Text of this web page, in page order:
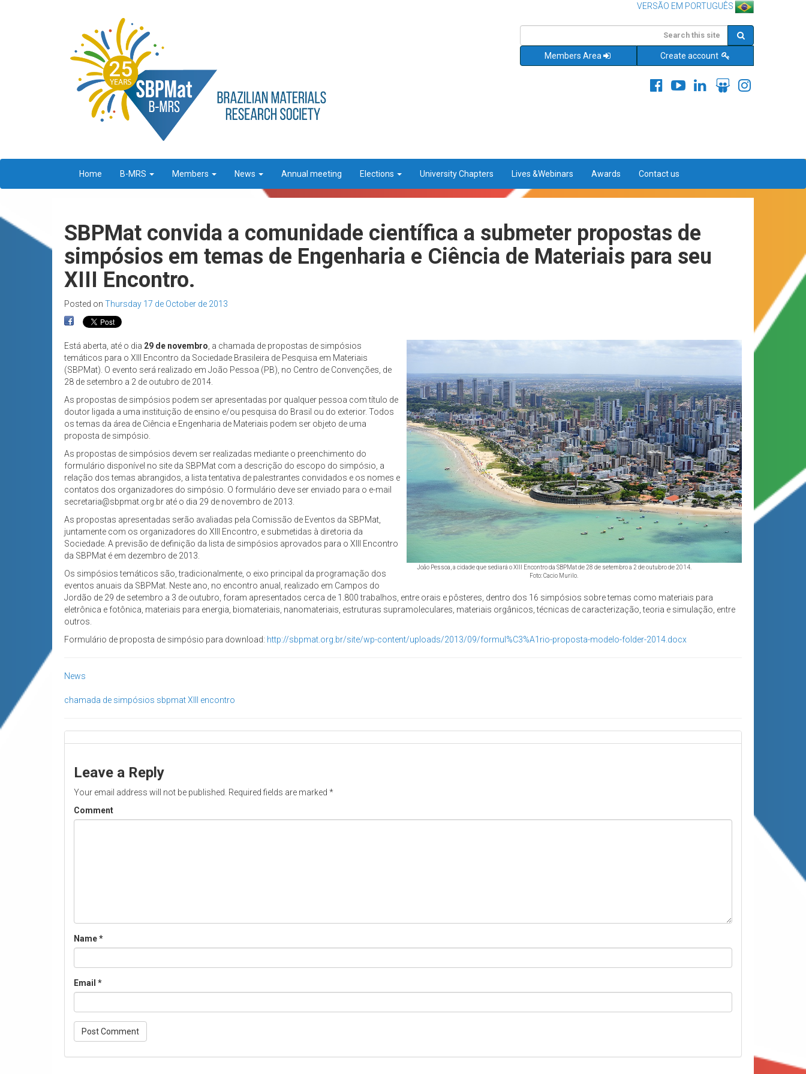
VERSÃO EM PORTUGUÊS
Members Area Create account
Home B-MRS Members News Annual meeting Elections University Chapters Lives &Webinars Awards Contact us
SBPMat convida a comunidade científica a submeter propostas de
simpósios em temas de Engenharia e Ciência de Materiais para seu
XIII Encontro.
Posted on Thursday 17 de October de 2013
João Pessoa, a cidade que sediará o XIII Encontro da SBPMat de 28 de setembro a 2 de outubro de 2014.
Foto: Cacio Murilo.
Está aberta, até o dia 29 de novembro , a chamada de propostas de simpósios
temáticos para o XIII Encontro da Sociedade Brasileira de Pesquisa em Materiais
(SBPMat). O evento será realizado em João Pessoa (PB), no Centro de Convenções, de
28 de setembro a 2 de outubro de 2014.
As propostas de simpósios podem ser apresentadas por qualquer pessoa com título de
doutor ligada a uma instituição de ensino e/ou pesquisa do Brasil ou do exterior. Todos
os temas da área de Ciência e Engenharia de Materiais podem ser objeto de uma
proposta de simpósio.
As propostas de simpósios devem ser realizadas mediante o preenchimento do
formulário disponível no site da SBPMat com a descrição do escopo do simpósio, a
relação dos temas abrangidos, a lista tentativa de palestrantes convidados e os nomes e
contatos dos organizadores do simpósio. O formulário deve ser enviado para o e-mail
secretaria@sbpmat.org.br até o dia 29 de novembro de 2013.
As propostas apresentadas serão avaliadas pela Comissão de Eventos da SBPMat,
juntamente com os organizadores do XIII Encontro, e submetidas à diretoria da
Sociedade. A previsão de definição da lista de simpósios aprovados para o XIII Encontro
da SBPMat é em dezembro de 2013.
Os simpósios temáticos são, tradicionalmente, o eixo principal da programação dos
eventos anuais da SBPMat. Neste ano, no encontro anual, realizado em Campos do
Jordão de 29 de setembro a 3 de outubro, foram apresentados cerca de 1.800 trabalhos, entre orais e pôsteres, dentro dos 16 simpósios sobre temas como materiais para
eletrônica e fotônica, materiais para energia, biomateriais, nanomateriais, estruturas supramoleculares, materiais orgânicos, técnicas de caracterização, teoria e simulação, entre
outros.
Formulário de proposta de simpósio para download: http://sbpmat.org.br/site/wp-content/uploads/2013/09/formul%C3%A1rio-proposta-modelo-folder-2014.docx
News
chamada de simpósios sbpmatXIII encontro
Leave a Reply
Your email address will not be published. Required fields are marked *
Comment
Name*
Email *